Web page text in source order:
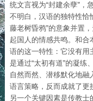
统文言视为“封建余孽”，
不明白，汉语的独特性
藤老树昏鸦”的意象并置
起国人的情感共鸣。和合
语的这一特性：它没有用
是通过“太初有道”的凝练
自然而然、潜移默化地融
语言策略，反而成就了更
另一个关键因素是传教士